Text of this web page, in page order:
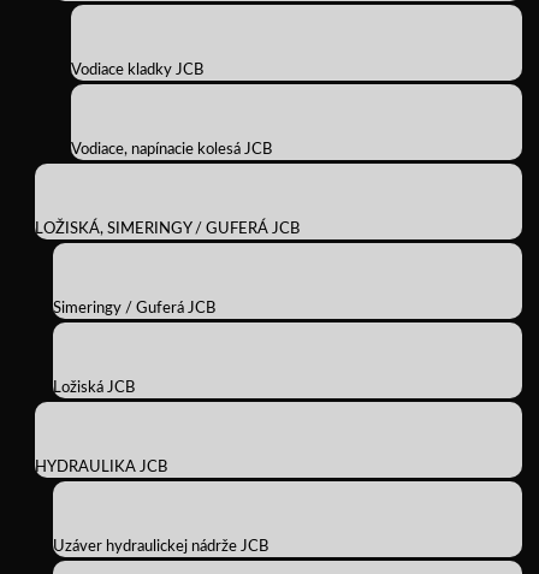
Vodiace kladky JCB
Vodiace, napínacie kolesá JCB
LOŽISKÁ, SIMERINGY / GUFERÁ JCB
Simeringy / Guferá JCB
Ložiská JCB
HYDRAULIKA JCB
Uzáver hydraulickej nádrže JCB